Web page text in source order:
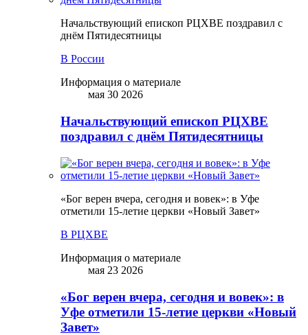
Начальствующий епископ РЦХВЕ поздравил с
днём Пятидесятницы
В России
Информация о материале
мая 30 2026
Начальствующий епископ РЦХВЕ
поздравил с днём Пятидесятницы
«Бог верен вчера, сегодня и вовек»: в Уфе
отметили 15-летие церкви «Новый Завет»
В РЦХВЕ
Информация о материале
мая 23 2026
«Бог верен вчера, сегодня и вовек»: в
Уфе отметили 15-летие церкви «Новый
Завет»